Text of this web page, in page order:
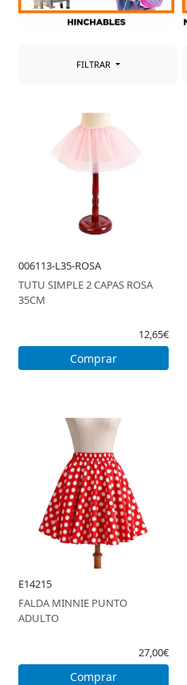
FILTRAR
006113-L35-ROSA
TUTU SIMPLE 2 CAPAS ROSA
35CM
12,65€
Comprar
E14215
FALDA MINNIE PUNTO
ADULTO
27,00€
Comprar